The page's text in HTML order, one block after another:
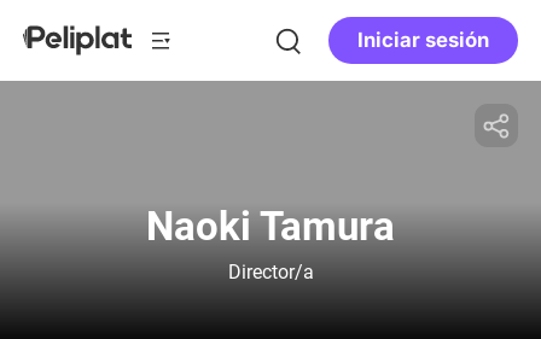
Iniciar sesión
Naoki Tamura
Director/a